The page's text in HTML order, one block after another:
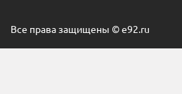
Все права защищены © e92.ru